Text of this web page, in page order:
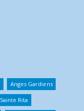
Anges Gardiens
Sainte Rita